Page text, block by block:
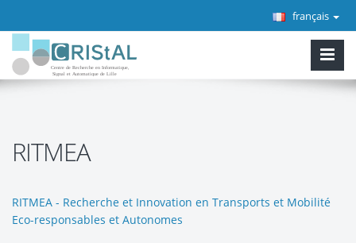
français
RITMEA
RITMEA - Recherche et Innovation en Transports et Mobilité
Eco-responsables et Autonomes